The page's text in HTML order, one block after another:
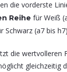
die vorderste
Reihe für Weiß
Schwarz (a7 bis
die wertvolleren
gleichzeitig